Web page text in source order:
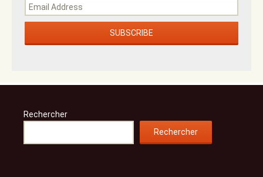
Rechercher
Rechercher